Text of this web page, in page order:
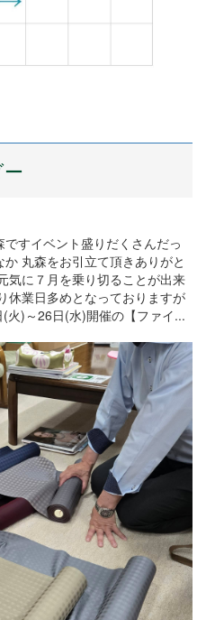
すイベント盛りだくさんだっ
丸森をお引立て頂きありがと
気に７月を乗り切ることが出来
休業日多めとなっておりますが
火)～26日(水)開催の【ファイ...